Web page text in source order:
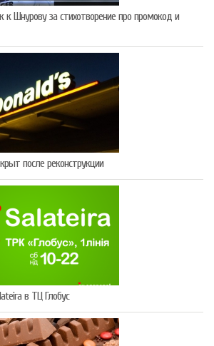
к Шнурову за стихотворение про промокод и
после реконструкции
в ТЦ Глобус